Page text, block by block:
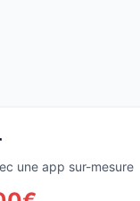
une app sur-mesure